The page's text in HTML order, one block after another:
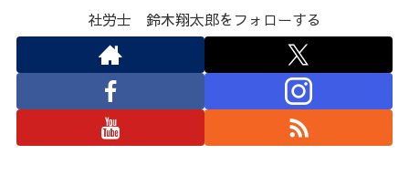
社労士 鈴木翔太郎をフォローする